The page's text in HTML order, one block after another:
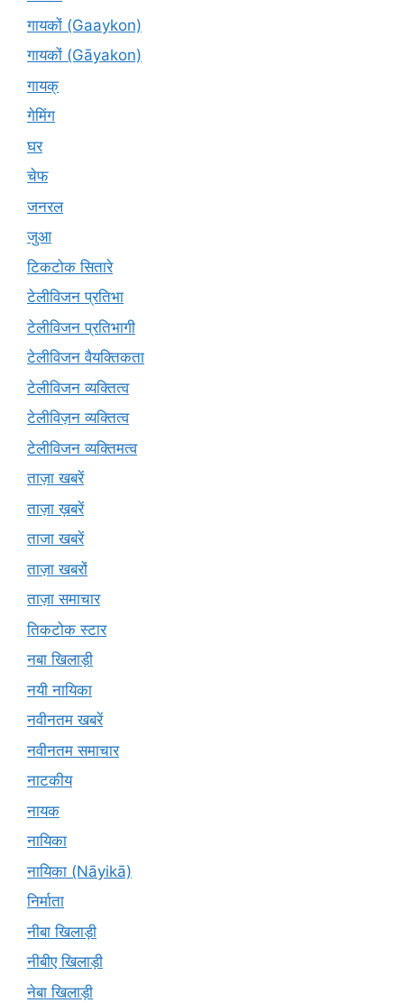
गायकों (Gaaykon)
गायकों (Gāyakon)
गायक्
गेमिंग
घर
चेफ
जनरल
जुआ
टिकटोक सितारे
टेलीविजन प्रतिभा
टेलीविजन प्रतिभागी
टेलीविजन वैयक्तिकता
टेलीविजन व्यक्तित्व
टेलीविज़न व्यक्तित्व
टेलीविजन व्यक्तिमत्व
ताज़ा खबरें
ताज़ा ख़बरें
ताजा खबरें
ताज़ा खबरों
ताज़ा समाचार
तिकटोक स्टार
नबा खिलाड़ी
नयी नायिका
नवीनतम खबरें
नवीनतम समाचार
नाटकीय
नायक
नायिका
नायिका (Nāyikā)
निर्माता
नीबा खिलाड़ी
नीबीए खिलाड़ी
नेबा खिलाड़ी